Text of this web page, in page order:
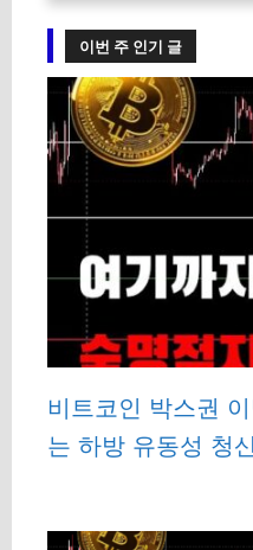
이번 주 인기 글
비트코인 박스권
는 하방 유동성 청